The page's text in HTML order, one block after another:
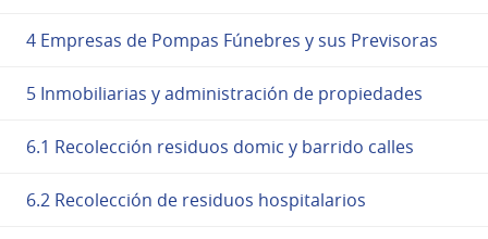
4 Empresas de Pompas Fúnebres y sus Previsoras
5 Inmobiliarias y administración de propiedades
6.1 Recolección residuos domic y barrido calles
6.2 Recolección de residuos hospitalarios